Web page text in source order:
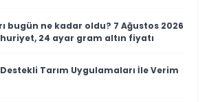
bugün ne kadar oldu? 7 Ağustos 2026
24 ayar gram altın fiyatı
Tarım Uygulamaları İle Verim